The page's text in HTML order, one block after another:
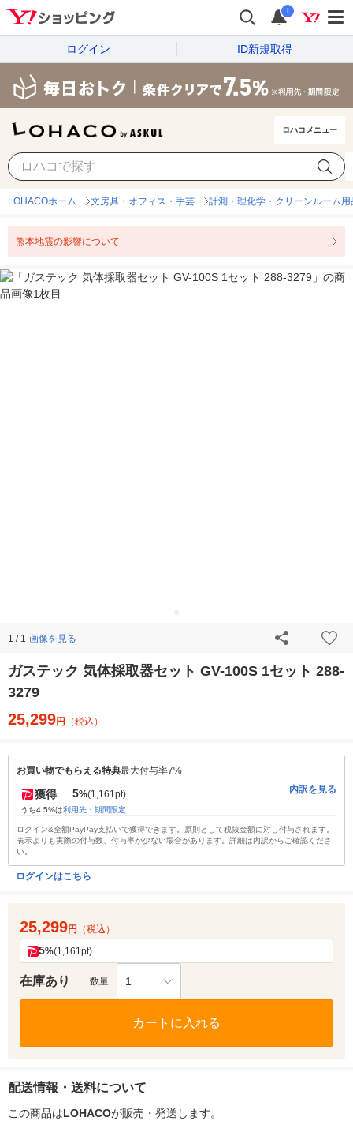
i
ログイン ID新規取得
ロハコメニュー
LOHACOホーム 文房具・オフィス・手芸 計測・理化学・クリーンルーム用
熊本地震の影響について
1 / 1 画像を見る
ガステック 気体採取器セット GV-100S 1セット 288-
3279
25,299円 （税込）
お買い物でもらえる特典最大付与率7%
獲得 5%(1,161pt)
うち4.5%は利用先・期間限定
内訳を見る
ログイン&全額PayPay支払いで獲得できます。原則として税抜金額に対し付与されます。
表示よりも実際の付与数、付与率が少ない場合があります。詳細は内訳からご確認くださ
い。
ログインはこちら
25,299円 （税込）
5%(1,161pt)
在庫あり 数量 1
カートに入れる
配送情報・送料について
この商品はLOHACOが販売・発送します。